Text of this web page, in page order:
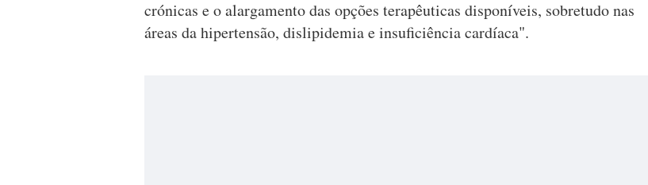
crónicas e o alargamento das opções terapêuticas disponíveis, sobretudo nas
áreas da hipertensão, dislipidemia e insuficiência cardíaca".